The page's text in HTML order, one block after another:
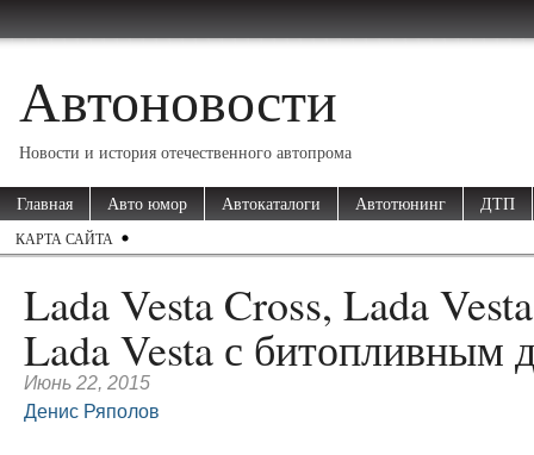
Автоновости
Новости и история отечественного автопрома
Главная Авто юмор Автокаталоги Автотюнинг ДТП
КАРТА САЙТА
Lada Vesta Cross, Lada
Lada Vesta с битопливным
Июнь 22, 2015
Денис Ряполов